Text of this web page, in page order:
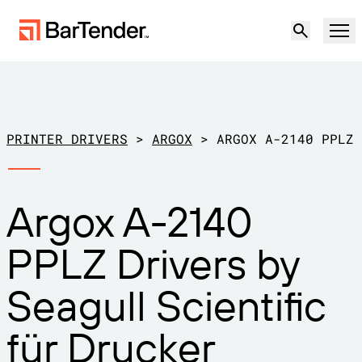
BarTender-Etikettierung
ETIKETTIERFUNKTIONEN
Gestalten
Lösungen
NACH ANWENDUNGSFALL
Produktion
Einzelhandel
Transport und Logistik
Druckertreiber herunterladen
Support-Pläne
Partner
Partner werden
Support
Support-Center
Kostenlos
PRINTER DRIVERS > ARGOX > ARGOX A-2140 PPLZ
Argox A-2140
PPLZ Drivers by
Seagull Scientific
für Drucker